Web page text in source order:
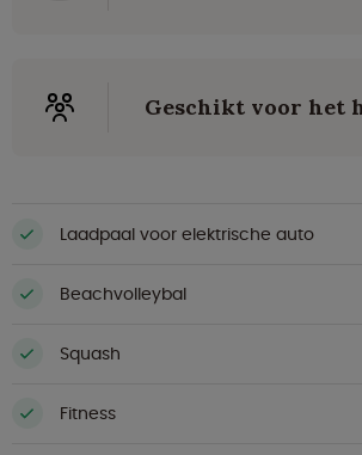
Geschikt voor het
Laadpaal voor elektrische auto
Beachvolleybal
Squash
Fitness